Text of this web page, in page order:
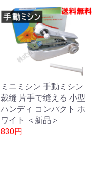
ミニミシン 手動ミシン
裁縫 片手で縫える 小型
ハンディ コンパクト ホ
ワイト ＜新品＞
830円